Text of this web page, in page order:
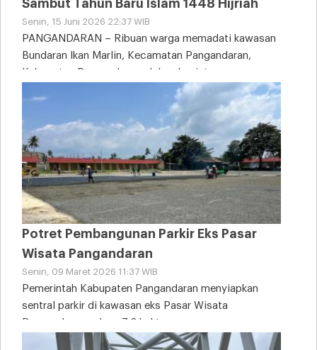
Sambut Tahun Baru Islam 1448 Hijriah
Senin, 15 Juni 2026 22:37 WIB
PANGANDARAN – Ribuan warga memadati kawasan
Bundaran Ikan Marlin, Kecamatan Pangandaran,
Kabupaten Pangandaran, dalam kegiatan
Potret Pembangunan Parkir Eks Pasar
Wisata Pangandaran
Senin, 09 Maret 2026 11:37 WIB
Pemerintah Kabupaten Pangandaran menyiapkan
sentral parkir di kawasan eks Pasar Wisata
Pangandaran seluas 7,2 hektare